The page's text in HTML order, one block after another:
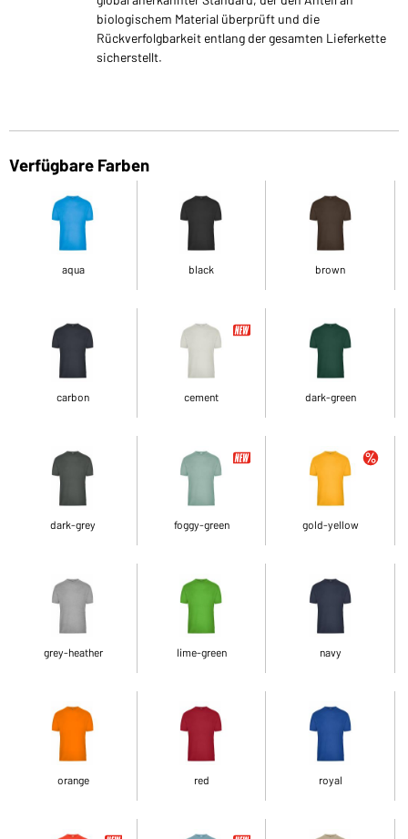
biologischem Material überprüft und die
Rückverfolgbarkeit entlang der gesamten Lieferkette
sicherstellt.
Verfügbare Farben
aqua black brown
carbon cement dark-green
dark-grey foggy-green gold-yellow
grey-heather lime-green navy
orange red royal